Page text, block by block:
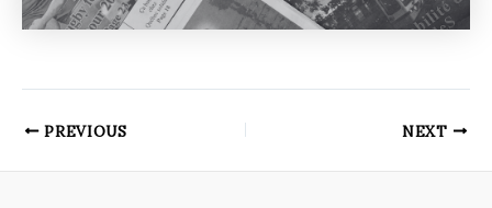
PREVIOUS NEXT